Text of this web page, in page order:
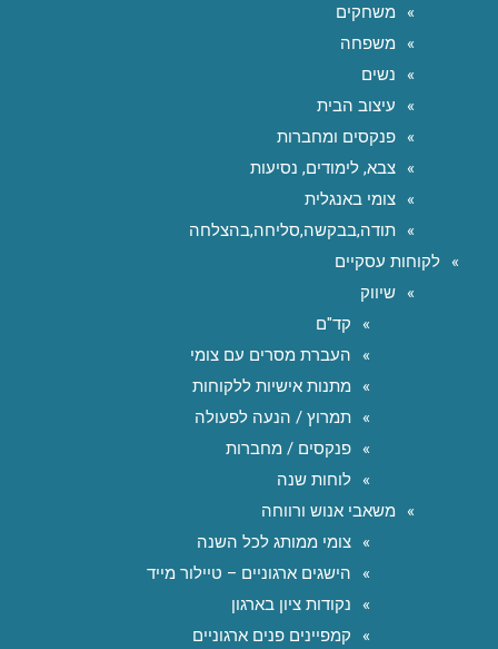
משחקים
משפחה
נשים
עיצוב הבית
פנקסים ומחברות
צבא, לימודים, נסיעות
צומי באנגלית
תודה,בבקשה,סליחה,בהצלחה
לקוחות עסקיים
שיווק
קד"ם
העברת מסרים עם צומי
מתנות אישיות ללקוחות
תמרוץ / הנעה לפעולה
פנקסים / מחברות
לוחות שנה
משאבי אנוש ורווחה
צומי ממותג לכל השנה
הישגים ארגוניים – טיילור מייד
נקודות ציון בארגון
קמפיינים פנים ארגוניים